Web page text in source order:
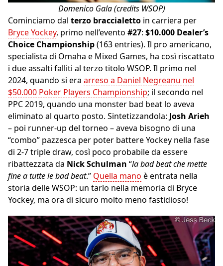
Domenico Gala (credits WSOP)
Cominciamo dal terzo braccialetto in carriera per
Bryce Yockey, primo nell’evento #27: $10.000 Dealer’s
Choice Championship(163 entries). Il pro americano,
specialista di Omaha e Mixed Games, ha così riscattato
i due assalti falliti al terzo titolo WSOP. Il primo nel
2024, quando si era arreso a Daniel Negreanu nel
$50.000 Poker Players Championship; il secondo nel
PPC 2019, quando una monster bad beat lo aveva
eliminato al quarto posto. Sintetizzandola: Josh Arieh
– poi runner-up del torneo – aveva bisogno di una
“combo” pazzesca per poter battere Yockey nella fase
di 2-7 triple draw, così poco probabile da essere
ribattezzata da Nick Schulman “la bad beat che mette
fine a tutte le bad beat.” Quella mano è entrata nella
storia delle WSOP: un tarlo nella memoria di Bryce
Yockey, ma ora di sicuro molto meno fastidioso!